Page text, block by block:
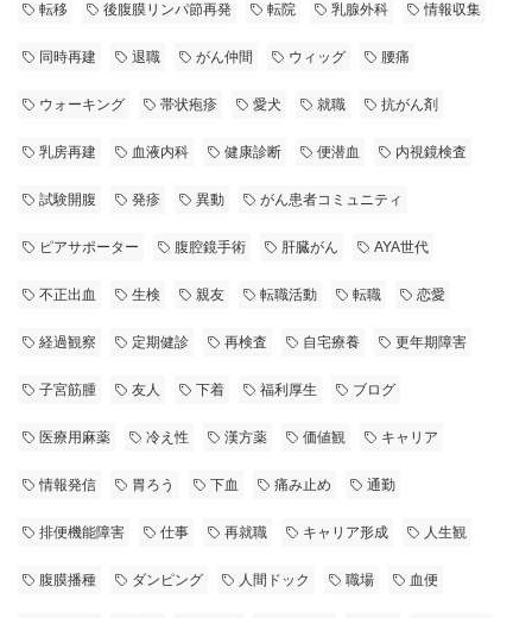
転移 後腹膜リンパ節再発 転院 乳腺外科 情報収集
同時再建 退職 がん仲間 ウィッグ 腰痛
ウォーキング 帯状疱疹 愛犬 就職 抗がん剤
乳房再建 血液内科 健康診断 便潜血 内視鏡検査
試験開腹 発疹 異動 がん患者コミュニティ
ピアサポーター 腹腔鏡手術 肝臓がん AYA世代
不正出血 生検 親友 転職活動 転職 恋愛
経過観察 定期健診 再検査 自宅療養 更年期障害
子宮筋腫 友人 下着 福利厚生 ブログ
医療用麻薬 冷え性 漢方薬 価値観 キャリア
情報発信 胃ろう 下血 痛み止め 通勤
排便機能障害 仕事 再就職 キャリア形成 人生観
腹膜播種 ダンピング 人間ドック 職場 血便